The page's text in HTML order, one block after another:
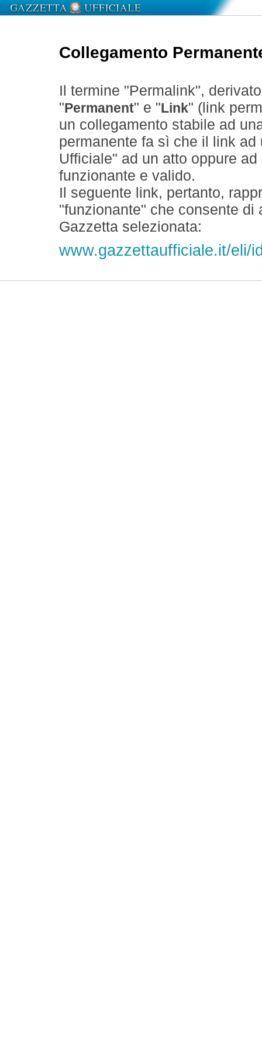
Collegamento
Il termine "Permalink",
" Permanent" e " Link" (link
un collegamento stabile ad
permanente fa sì che il link
Ufficiale" ad un atto oppure
funzionante e valido.
Il seguente link, pertanto,
"funzionante" che consente
Gazzetta selezionata:
www.gazzettaufficiale.it/eli/